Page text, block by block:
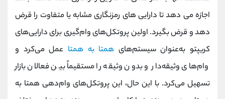
اجازه می دهد تا دارایی های رمزنگاری مشابه یا متفاوت را قرض
دهد و قرض بگیرد. اولین پروتکل‌های وام‌گیری برای دارایی‌های
کریپتو به‌عنوان سیستم‌های همتا به همتا عمل می‌کرد و
وام‌های وثیقه‌دار و بدون وثیقه را مستقیماً بین فعالان بازار
تسهیل می‌کرد. با این حال، این پروتکل‌های وام‌دهی همتا به